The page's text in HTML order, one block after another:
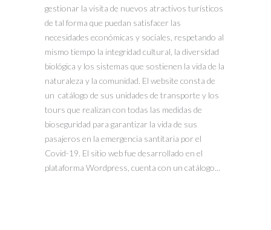
gestionar la visita de nuevos atractivos turísticos
de tal forma que puedan satisfacer las
necesidades económicas y sociales, respetando al
mismo tiempo la integridad cultural, la diversidad
biológica y los sistemas que sostienen la vida de la
naturaleza y la comunidad. El website consta de
un catálogo de sus unidades de transporte y los
tours que realizan con todas las medidas de
bioseguridad para garantizar la vida de sus
pasajeros en la emergencia santitaria por el
Covid-19. El sitio web fue desarrollado en el
plataforma Wordpress, cuenta con un catálogo...